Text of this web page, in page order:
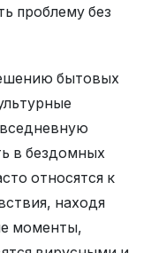
проблему без
бытовых
в бездомных
относятся к
находя
моменты,